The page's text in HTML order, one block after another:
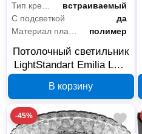
Тип крепления
встраиваемый
С подсветкой
да
полимер
Потолочный светильник
LightStandart Emilia LED
IT8681
В корзину
-45%